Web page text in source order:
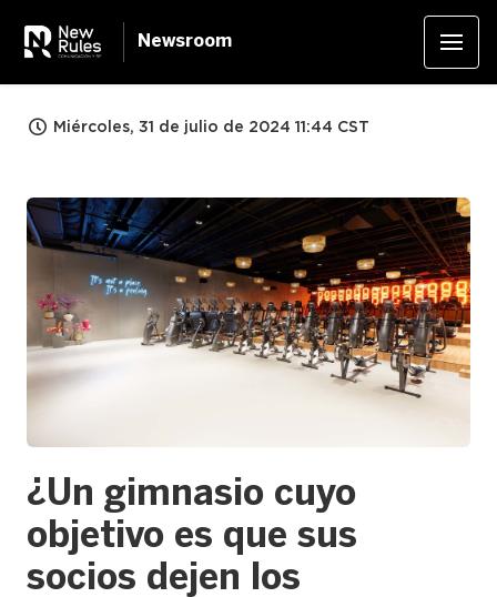
Newsroom
Miércoles, 31 de julio de 2024 11:44 CST
¿Un gimnasio cuyo
objetivo es que sus
socios dejen los